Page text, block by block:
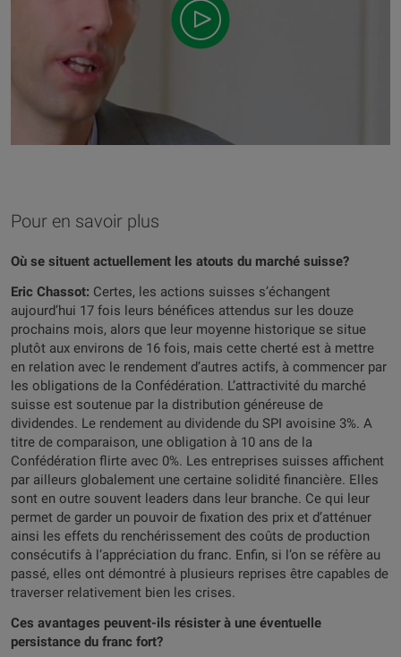
Pour en savoir plus
Où se situent actuellement les atouts du marché suisse?
Eric Chassot: Certes, les actions suisses s’échangent
aujourd’hui 17 fois leurs bénéfices attendus sur les douze
prochains mois, alors que leur moyenne historique se situe
plutôt aux environs de 16 fois, mais cette cherté est à mettre
en relation avec le rendement d’autres actifs, à commencer par
les obligations de la Confédération. L’attractivité du marché
suisse est soutenue par la distribution généreuse de
dividendes. Le rendement au dividende du SPI avoisine 3%. A
titre de comparaison, une obligation à 10 ans de la
Confédération flirte avec 0%. Les entreprises suisses affichent
par ailleurs globalement une certaine solidité financière. Elles
sont en outre souvent leaders dans leur branche. Ce qui leur
permet de garder un pouvoir de fixation des prix et d’atténuer
ainsi les effets du renchérissement des coûts de production
consécutifs à l’appréciation du franc. Enfin, si l’on se réfère au
passé, elles ont démontré à plusieurs reprises être capables de
traverser relativement bien les crises.
Ces avantages peuvent-ils résister à une éventuelle
persistance du franc fort?